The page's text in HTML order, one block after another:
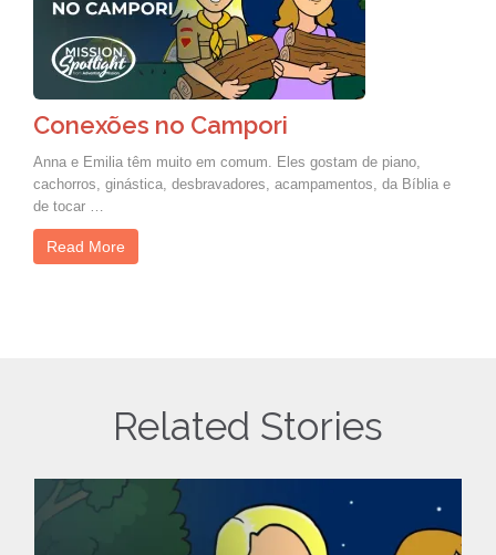
Conexões no Campori
Anna e Emilia têm muito em comum. Eles gostam de piano,
cachorros, ginástica, desbravadores, acampamentos, da Bíblia e
de tocar …
Read More
Related Stories